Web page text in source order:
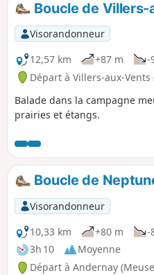
Boucle de
Visorandonneur
12,57 km
+87 m -
Départ à Villers-aux-Vents
Balade dans la campagne
prairies et étangs.
Boucle de
Visorandonneur
10,33 km
+80 m
-
3h 10
Moyenne
Départ à Andernay